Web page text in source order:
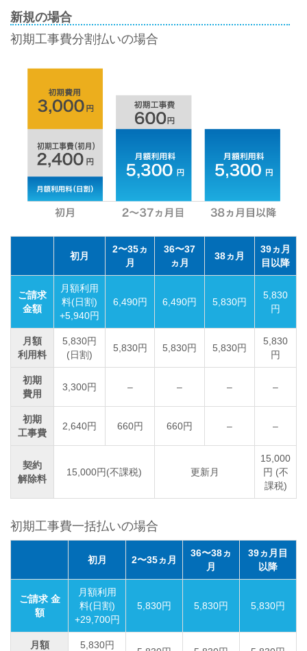
新規の場合
初期工事費分割払いの場合
初月
2〜35ヵ
月
36〜37
ヵ月
38ヵ月
39ヵ月
目以降
ご請求
金額
月額利用
料(日割)
+5,940円
6,490円 6,490円 5,830円
5,830
円
月額
利用料
5,830円
(日割)
5,830円 5,830円 5,830円
5,830
円
初期
費用
3,300円 – – – –
初期
工事費
2,640円 660円 660円 – –
契約
解除料
15,000円(不課税) 更新月
15,000
円 (不
課税)
初期工事費一括払いの場合
初月 2〜35ヵ月
36〜38ヵ
月
39ヵ月目
以降
ご請求 金
額
月額利用
料(日割)
+29,700円
5,830円 5,830円 5,830円
月額 5,830円